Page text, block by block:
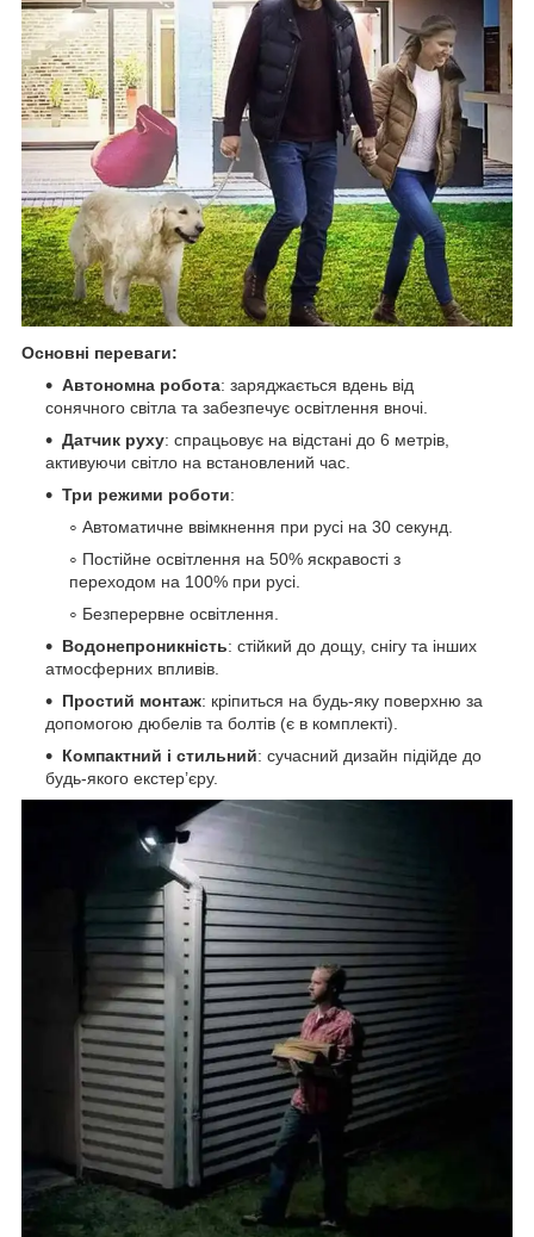
Основні переваги:
Автономна робота: заряджається вдень від
сонячного світла та забезпечує освітлення вночі.
Датчик руху: спрацьовує на відстані до 6 метрів,
активуючи світло на встановлений час.
Три режими роботи:
Автоматичне ввімкнення при русі на 30 секунд.
Постійне освітлення на 50% яскравості з
переходом на 100% при русі.
Безперервне освітлення.
Водонепроникність: стійкий до дощу, снігу та інших
атмосферних впливів.
Простий монтаж: кріпиться на будь-яку поверхню за
допомогою дюбелів та болтів (є в комплекті).
Компактний і стильний: сучасний дизайн підійде до
будь-якого екстер’єру.